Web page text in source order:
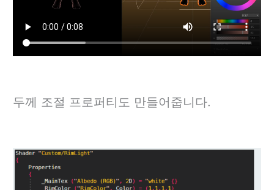
두께 조절 프로퍼티도 만들어줍니다.